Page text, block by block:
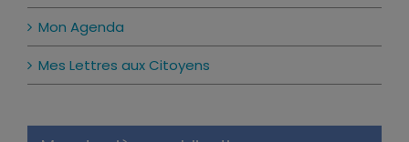
Mon Agenda
Mes Lettres aux Citoyens